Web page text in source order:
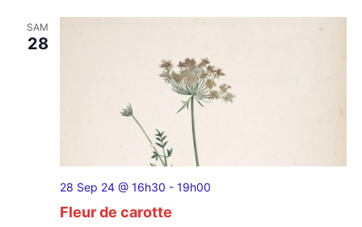
SAM
28
Fleur de carotte
28 Sep 24 @ 16h30 - 19h00